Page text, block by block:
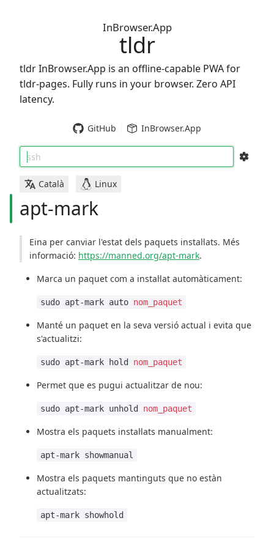
InBrowser.App
tldr
tldr InBrowser.App is an offline-capable PWA for
tldr-pages. Fully runs in your browser. Zero API
latency.
GitHub InBrowser.App
ssh
Català Linux
apt-mark
Eina per canviar l'estat dels paquets instal·lats. Més
informació: https://manned.org/apt-mark.
Marca un paquet com a instal·lat automàticament:
sudo apt-mark auto nom_paquet
Manté un paquet en la seva versió actual i evita que
s'actualitzi:
sudo apt-mark hold nom_paquet
Permet que es pugui actualitzar de nou:
sudo apt-mark unhold nom_paquet
Mostra els paquets instal·lats manualment:
apt-mark showmanual
Mostra els paquets mantinguts que no estàn
actualitzats:
apt-mark showhold